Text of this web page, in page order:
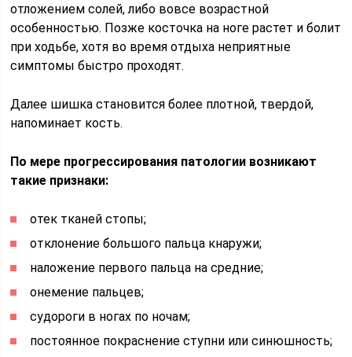
отложением солей, либо вовсе возрастной
особенностью. Позже косточка на ноге растет и болит
при ходьбе, хотя во время отдыха неприятные
симптомы быстро проходят.
Далее шишка становится более плотной, твердой,
напоминает кость.
По мере прогрессирования патологии возникают
такие признаки:
отек тканей стопы;
отклонение большого пальца кнаружи;
наложение первого пальца на средние;
онемение пальцев;
судороги в ногах по ночам;
постоянное покраснение ступни или синюшность;